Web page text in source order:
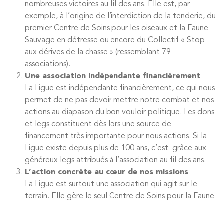
nombreuses victoires au fil des ans. Elle est, par
exemple, à l’origine de l’interdiction de la tenderie, du
premier Centre de Soins pour les oiseaux et la Faune
Sauvage en détresse ou encore du Collectif « Stop
aux dérives de la chasse » (ressemblant 79
associations).
Une association indépendante financièrement
La Ligue est indépendante financièrement, ce qui nous
permet de ne pas devoir mettre notre combat et nos
actions au diapason du bon vouloir politique. Les dons
et legs constituent dès lors une source de
financement très importante pour nous actions. Si la
Ligue existe depuis plus de 100 ans, c’est grâce aux
généreux legs attribués à l’association au fil des ans.
L’action concrète au cœur de nos missions
La Ligue est surtout une association qui agit sur le
terrain. Elle gère le seul Centre de Soins pour la Faune